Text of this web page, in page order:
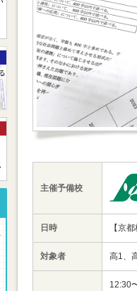
主催予備校
日時 【京
対象者 高1、
12:30